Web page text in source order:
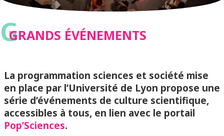
GGRANDS ÉVÉNEMENTS
La programmation sciences et société mise
en place par l’Université de Lyon propose une
série d’événements de culture scientifique,
accessibles à tous, en lien avec le portail
Pop’Sciences.